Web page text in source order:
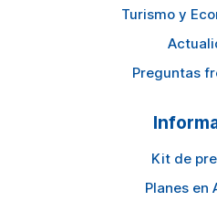
Turismo y
Preguntas
Kit de
Planes en